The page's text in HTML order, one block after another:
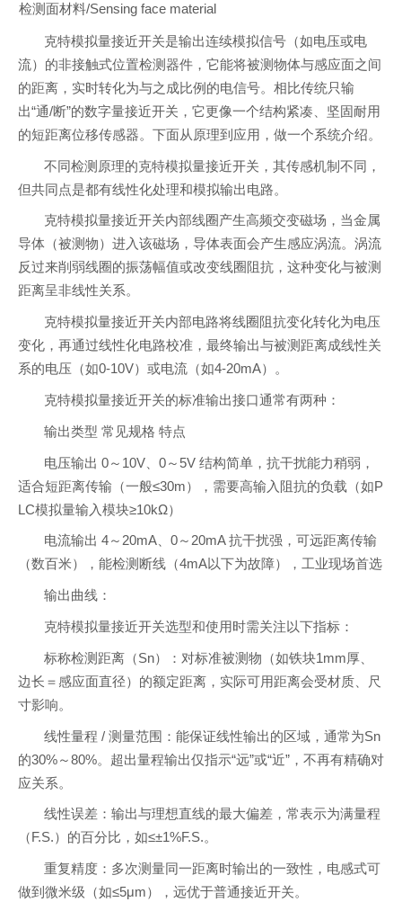
检测面材料/Sensing face material
克特模拟量接近开关是输出连续模拟信号（如电压或电
流）的非接触式位置检测器件，它能将被测物体与感应面之间
的距离，实时转化为与之成比例的电信号。相比传统只输
出“通/断”的数字量接近开关，它更像一个结构紧凑、坚固耐用
的短距离位移传感器。下面从原理到应用，做一个系统介绍。
不同检测原理的克特模拟量接近开关，其传感机制不同，
但共同点是都有线性化处理和模拟输出电路。
克特模拟量接近开关内部线圈产生高频交变磁场，当金属
导体（被测物）进入该磁场，导体表面会产生感应涡流。涡流
反过来削弱线圈的振荡幅值或改变线圈阻抗，这种变化与被测
距离呈非线性关系。
克特模拟量接近开关内部电路将线圈阻抗变化转化为电压
变化，再通过线性化电路校准，最终输出与被测距离成线性关
系的电压（如0-10V）或电流（如4-20mA）。
克特模拟量接近开关的标准输出接口通常有两种：
输出类型 常见规格 特点
电压输出 0～10V、0～5V 结构简单，抗干扰能力稍弱，
适合短距离传输（一般≤30m），需要高输入阻抗的负载（如P
LC模拟量输入模块≥10kΩ）
电流输出 4～20mA、0～20mA 抗干扰强，可远距离传输
（数百米），能检测断线（4mA以下为故障），工业现场首选
输出曲线：
克特模拟量接近开关选型和使用时需关注以下指标：
标称检测距离（Sn）：对标准被测物（如铁块1mm厚、
边长＝感应面直径）的额定距离，实际可用距离会受材质、尺
寸影响。
线性量程 / 测量范围：能保证线性输出的区域，通常为Sn
的30%～80%。超出量程输出仅指示“远”或“近”，不再有精确对
应关系。
线性误差：输出与理想直线的最大偏差，常表示为满量程
（F.S.）的百分比，如≤±1%F.S.。
重复精度：多次测量同一距离时输出的一致性，电感式可
做到微米级（如≤5μm），远优于普通接近开关。